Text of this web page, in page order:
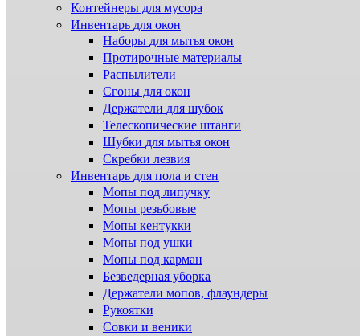
Контейнеры для мусора
Инвентарь для окон
Наборы для мытья окон
Протирочные материалы
Распылители
Сгоны для окон
Держатели для шубок
Телескопические штанги
Шубки для мытья окон
Скребки лезвия
Инвентарь для пола и стен
Мопы под липучку
Мопы резьбовые
Мопы кентукки
Мопы под ушки
Мопы под карман
Безведерная уборка
Держатели мопов, флаундеры
Рукоятки
Совки и веники